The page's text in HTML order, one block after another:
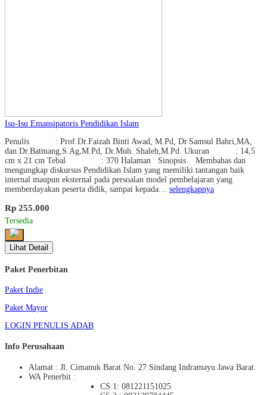
Isu-Isu Emansipatoris Pendidikan Islam
Penulis : Prof.Dr.Faizah Binti Awad, M.Pd, Dr.Samsul Bahri,MA,
dan Dr.Batmang,S.Ag,M.Pd, Dr.Muh. Shaleh,M.Pd. Ukuran : 14,5
cm x 21 cm Tebal : 370 Halaman Sinopsis Membahas dan
mengungkap diskursus Pendidikan Islam yang memiliki tantangan baik
internal maupun eksternal pada persoalan model pembelajaran yang
memberdayakan peserta didik, sampai kepada… selengkapnya
Rp 255.000
Tersedia
Lihat Detail
Paket Penerbitan
Paket Indie
Paket Mayor
LOGIN PENULIS ADAB
Info Perusahaan
Alamat : Jl. Cimanuk Barat No. 27 Sindang Indramayu Jawa Barat
WA Penerbit :
CS 1: 081221151025